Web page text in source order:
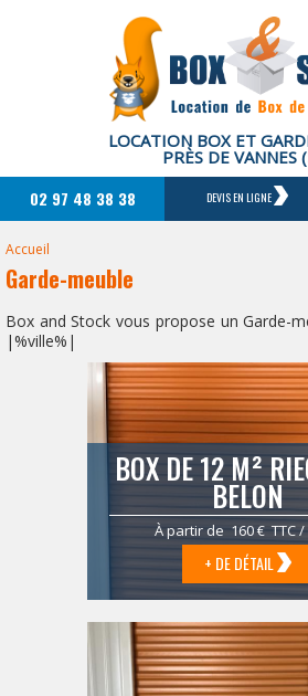
LOCATION BOX ET
PRÈS DE VANNES
02 97 48 38 38 DEVIS EN LIGNE
Accueil
Garde-meuble
Box and Stock vous propose un Garde-
|%ville%|
BOX DE 12 M²
BELON
À partir de 160 € TTC
+ DE DÉTAIL